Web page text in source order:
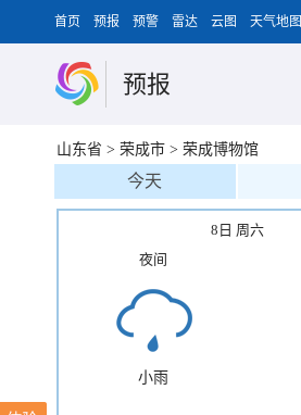
首页 预报 预警 雷达 云图 天气地图
预报
山东省 > 荣成市 > 荣成博物馆
今天
8日 周六
夜间
小雨